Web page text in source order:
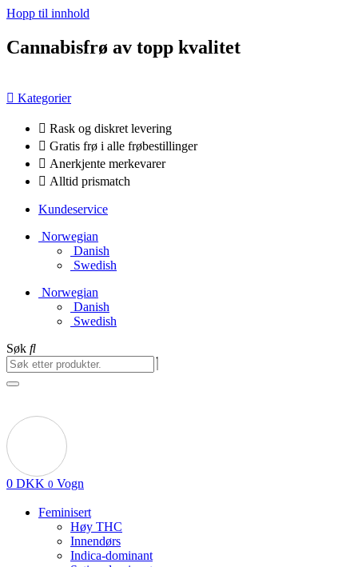
Hopp til innhold
Cannabisfrø av topp kvalitet
Kategorier
Rask og diskret levering
Gratis frø i alle frøbestillinger
Anerkjente merkevarer
Alltid prismatch
Kundeservice
Norwegian
Danish
Swedish
Norwegian
Danish
Swedish
Søk
0 DKK 0 Vogn
Feminisert
Høy THC
Innendørs
Indica-dominant